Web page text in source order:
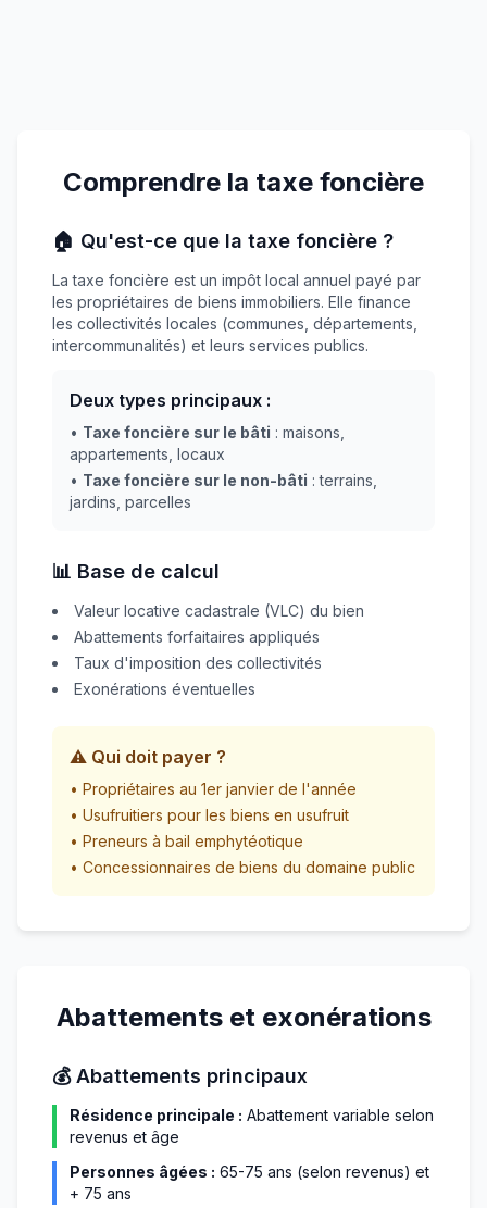
Comprendre la taxe foncière
🏠 Qu'est-ce que la taxe foncière ?
La taxe foncière est un impôt local annuel payé par
les propriétaires de biens immobiliers. Elle finance
les collectivités locales (communes, départements,
intercommunalités) et leurs services publics.
Deux types principaux :
• Taxe foncière sur le bâti : maisons,
appartements, locaux
• Taxe foncière sur le non-bâti : terrains,
jardins, parcelles
📊 Base de calcul
Valeur locative cadastrale (VLC) du bien
Abattements forfaitaires appliqués
Taux d'imposition des collectivités
Exonérations éventuelles
⚠️ Qui doit payer ?
• Propriétaires au 1er janvier de l'année
• Usufruitiers pour les biens en usufruit
• Preneurs à bail emphytéotique
• Concessionnaires de biens du domaine public
Abattements et exonérations
💰 Abattements principaux
Résidence principale : Abattement variable selon
revenus et âge
Personnes âgées : 65-75 ans (selon revenus) et
+ 75 ans